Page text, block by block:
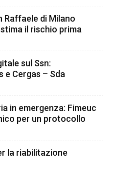
Raffaele di Milano
il rischio prima
sul Ssn:
e Cergas – Sda
in emergenza: Fimeuc
per un protocollo
la riabilitazione